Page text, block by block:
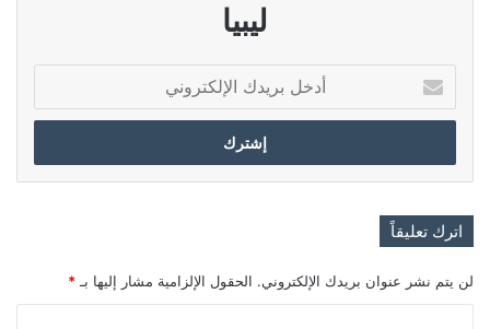
ليبيا
بريدك
الإلكتروني
اترك تعليقاً
لن يتم نشر عنوان بريدك الإلكتروني. الحقول الإلزامية مشار إليها بـ *